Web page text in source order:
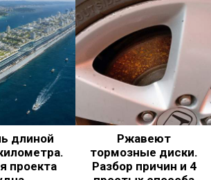
длиной
проекта
Ржавеют
тормозные диски.
Разбор причин и 4